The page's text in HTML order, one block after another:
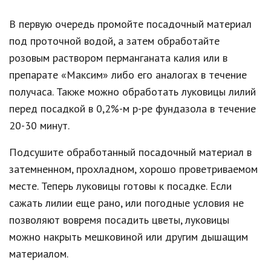
В первую очередь промойте посадочный материал
под проточной водой, а затем обработайте
розовым раствором перманганата калия или в
препарате «Максим» либо его аналогах в течение
получаса. Также можно обработать луковицы лилий
перед посадкой в 0,2%-м р-ре фундазола в течение
20-30 минут.
Подсушите обработанный посадочный материал в
затемненном, прохладном, хорошо проветриваемом
месте. Теперь луковицы готовы к посадке. Если
сажать лилии еще рано, или погодные условия не
позволяют вовремя посадить цветы, луковицы
можно накрыть мешковиной или другим дышащим
материалом.